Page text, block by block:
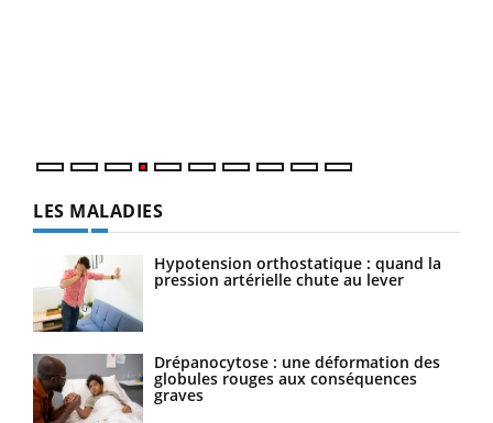
LES MALADIES
Hypotension orthostatique : quand la
pression artérielle chute au lever
Drépanocytose : une déformation des
globules rouges aux conséquences
graves